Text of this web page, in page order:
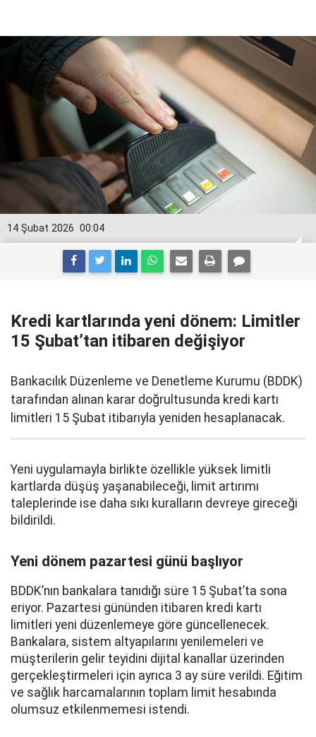
00:04
14 Şubat 2026
Kredi kartlarında yeni dönem: Limitler
15 Şubat’tan itibaren değişiyor
Bankacılık Düzenleme ve Denetleme Kurumu (BDDK)
tarafından alınan karar doğrultusunda kredi kartı
limitleri 15 Şubat itibarıyla yeniden hesaplanacak.
Yeni uygulamayla birlikte özellikle yüksek limitli
kartlarda düşüş yaşanabileceği, limit artırımı
taleplerinde ise daha sıkı kuralların devreye gireceği
bildirildi.
Yeni dönem pazartesi günü başlıyor
BDDK’nın bankalara tanıdığı süre 15 Şubat’ta sona
eriyor. Pazartesi gününden itibaren kredi kartı
limitleri yeni düzenlemeye göre güncellenecek.
Bankalara, sistem altyapılarını yenilemeleri ve
müşterilerin gelir teyidini dijital kanallar üzerinden
gerçekleştirmeleri için ayrıca 3 ay süre verildi. Eğitim
ve sağlık harcamalarının toplam limit hesabında
olumsuz etkilenmemesi istendi.